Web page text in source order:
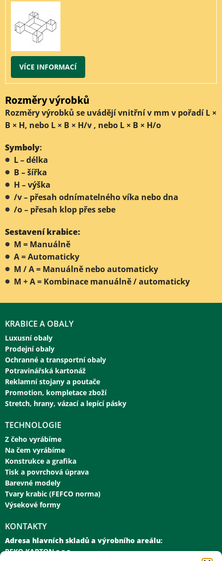
VÍCE INFORMACÍ
Rozměry výrobků
Rozměry výrobků se uvádějí vnitřní v mm v pořadí L ×
B × H, nebo L × B × H/v , nebo L × B × H/o
Symboly:
L – délka
B – šířka
H – výška
/v – přesah odnímatelného víka nebo dna
/o – přesah klop přes sebe
Sestavení krabice:
M = Manuálně
A = Automaticky
M / A = Manuálně nebo automaticky
M + A = Kombinace manuálně / automaticky
KRABICE A OBALY
Luxusní obaly
Prodejní obaly
Ochranné a transportní obaly
Potravinářská kartonáž
Reklamní stojany a poutače
Promotion, kompletace zboží
Stretch, hrany, vázací a lepící pásky
TECHNOLOGIE
Z čeho vyrábíme
Na čem vyrábíme
Konstrukce a grafika
Tisk a povrchová úprava
Barevné modely
Tvary krabic (FEFCO norma)
Výsekové formy
KONTAKTY
Adresa hlavních skladů a výrobního areálu:
PEKO KARTON s.r.o.